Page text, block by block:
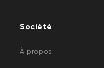
Société
À propos